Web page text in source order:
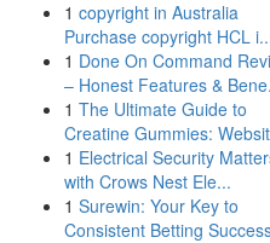
1 copyright in Australia
Purchase copyright HCL
1 Done On Command
– Honest Features &
1 The Ultimate Guide to
Creatine Gummies:
1 Electrical Security
with Crows Nest Ele...
1 Surewin: Your Key to
Consistent Betting